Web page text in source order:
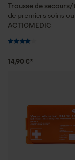
Trousse de
de premiers soins
ACTIOMEDIC
14,90 €*